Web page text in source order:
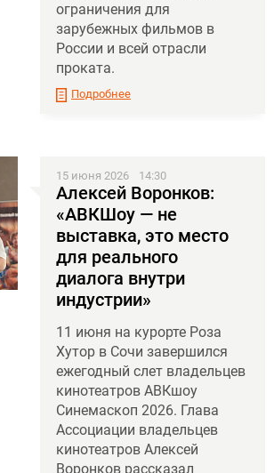
ограничения для
зарубежных фильмов в
России и всей отрасли
проката.
Подробнее
15 июня 2026 14:30
Алексей Воронков:
«АВКШоу — не
выставка, это место
для реального
диалога внутри
индустрии»
11 июня на курорте Роза
Хутор в Сочи завершился
ежегодный слет владельцев
кинотеатров АВКшоу
Синемаскоп 2026. Глава
Ассоциации владельцев
кинотеатров Алексей
Воронков рассказал